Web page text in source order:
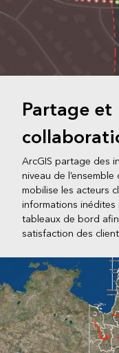
Partage et
ArcGIS partage des
niveau de
mobilise les acteurs
informations inédites
tableaux de bord
satisfaction des